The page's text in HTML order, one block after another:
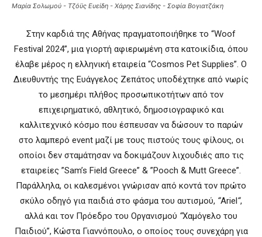
Μαρία Σολωμού - Τζόϋς Ευείδη - Χάρης Σιανίδης - Σοφία Βογιατζάκη
Στην καρδιά της Αθήνας πραγματοποιήθηκε το “Woof
Festival 2024”, μια γιορτή αφιερωμένη στα κατοικίδια, όπου
έλαβε μέρος η ελληνική εταιρεία “Cosmos Pet Supplies”. Ο
Διευθυντής της Ευάγγελος Ζεπάτος υποδέχτηκε από νωρίς
το μεσημέρι πλήθος προσωπικοτήτων από τον
επιχειρηματικό, αθλητικό, δημοσιογραφικό και
καλλιτεχνικό κόσμο που έσπευσαν να δώσουν το παρών
στο λαμπερό event μαζί με τους πιστούς τους φίλους, οι
οποίοι δεν σταμάτησαν να δοκιμάζουν λιχουδιές απο τις
εταιρείες ”Sam’s Field Greece” & ”Pooch & Mutt Greece”.
Παράλληλα, οι καλεσμένοι γνώρισαν από κοντά τον πρώτο
σκύλο οδηγό για παιδιά στο φάσμα του αυτισμού, “Ariel“,
αλλά και τον Πρόεδρο του Οργανισμού “Χαμόγελο του
Παιδιού”, Κώστα Γιαννόπουλο, ο οποίος τους συνεχάρη για